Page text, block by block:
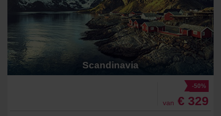
Scandinavia
-50%
van € 329